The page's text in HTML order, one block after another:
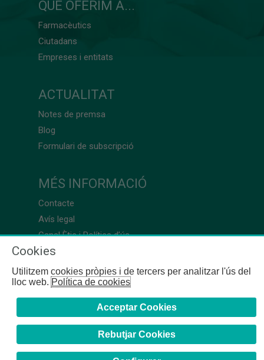
QUÈ OFERIM A...
Farmacèutics
Ciutadans
Empreses i entitats
ACTUALITAT
Notes de premsa
Blog
Formulari de subscripció
MÉS INFORMACIÓ
Contacte
Avís legal
Canal Ètic i Política d’ús
Cookies
Utilitzem cookies pròpies i de tercers per analitzar l'ús del
lloc web.Política de cookies
Acceptar Cookies
Rebutjar Cookies